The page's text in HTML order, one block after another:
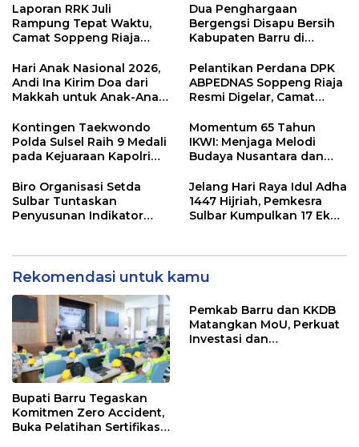
Laporan RRK Juli
Rampung Tepat Waktu,
Camat Soppeng Riaja
dan Kelurahan
Dua Penghargaan
Bergengsi Disapu Bersih
Kabupaten Barru di
Hari Anak Nasional 2026,
Andi Ina Kirim Doa dari
Makkah untuk Anak-Anak
Pelantikan Perdana DPK
ABPEDNAS Soppeng Riaja
Resmi Digelar, Camat
Wujudkan Desa Maju
Kontingen Taekwondo
Polda Sulsel Raih 9 Medali
pada Kejuaraan Kapolri
Momentum 65 Tahun
IKWI: Menjaga Melodi
Budaya Nusantara dan
Pers
Biro Organisasi Setda
Sulbar Tuntaskan
Penyusunan Indikator
Jelang Hari Raya Idul Adha
1447 Hijriah, Pemkesra
Sulbar Kumpulkan 17 Ekor
Rekomendasi untuk kamu
Bupati Barru Tegaskan
Komitmen Zero Accident,
Buka Pelatihan Sertifikasi
Pemkab Barru dan KKDB
Matangkan MoU, Perkuat
Investasi dan